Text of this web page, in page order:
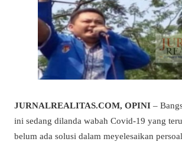
JURNALREALITAS.COM, OPINI –
ini sedang dilanda wabah Covid-19 yang
belum ada solusi dalam meyelesaikan